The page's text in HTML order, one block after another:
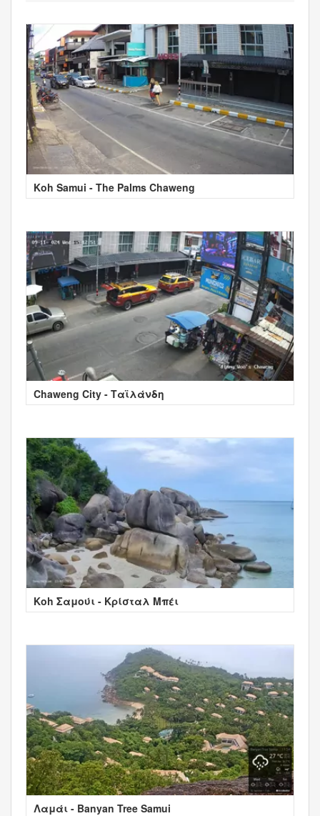
Koh Samui - The Palms Chaweng
Chaweng City - Ταϊλάνδη
Κοh Σαμούι - Κρίσταλ Μπέι
Λαμάι - Banyan Tree Samui